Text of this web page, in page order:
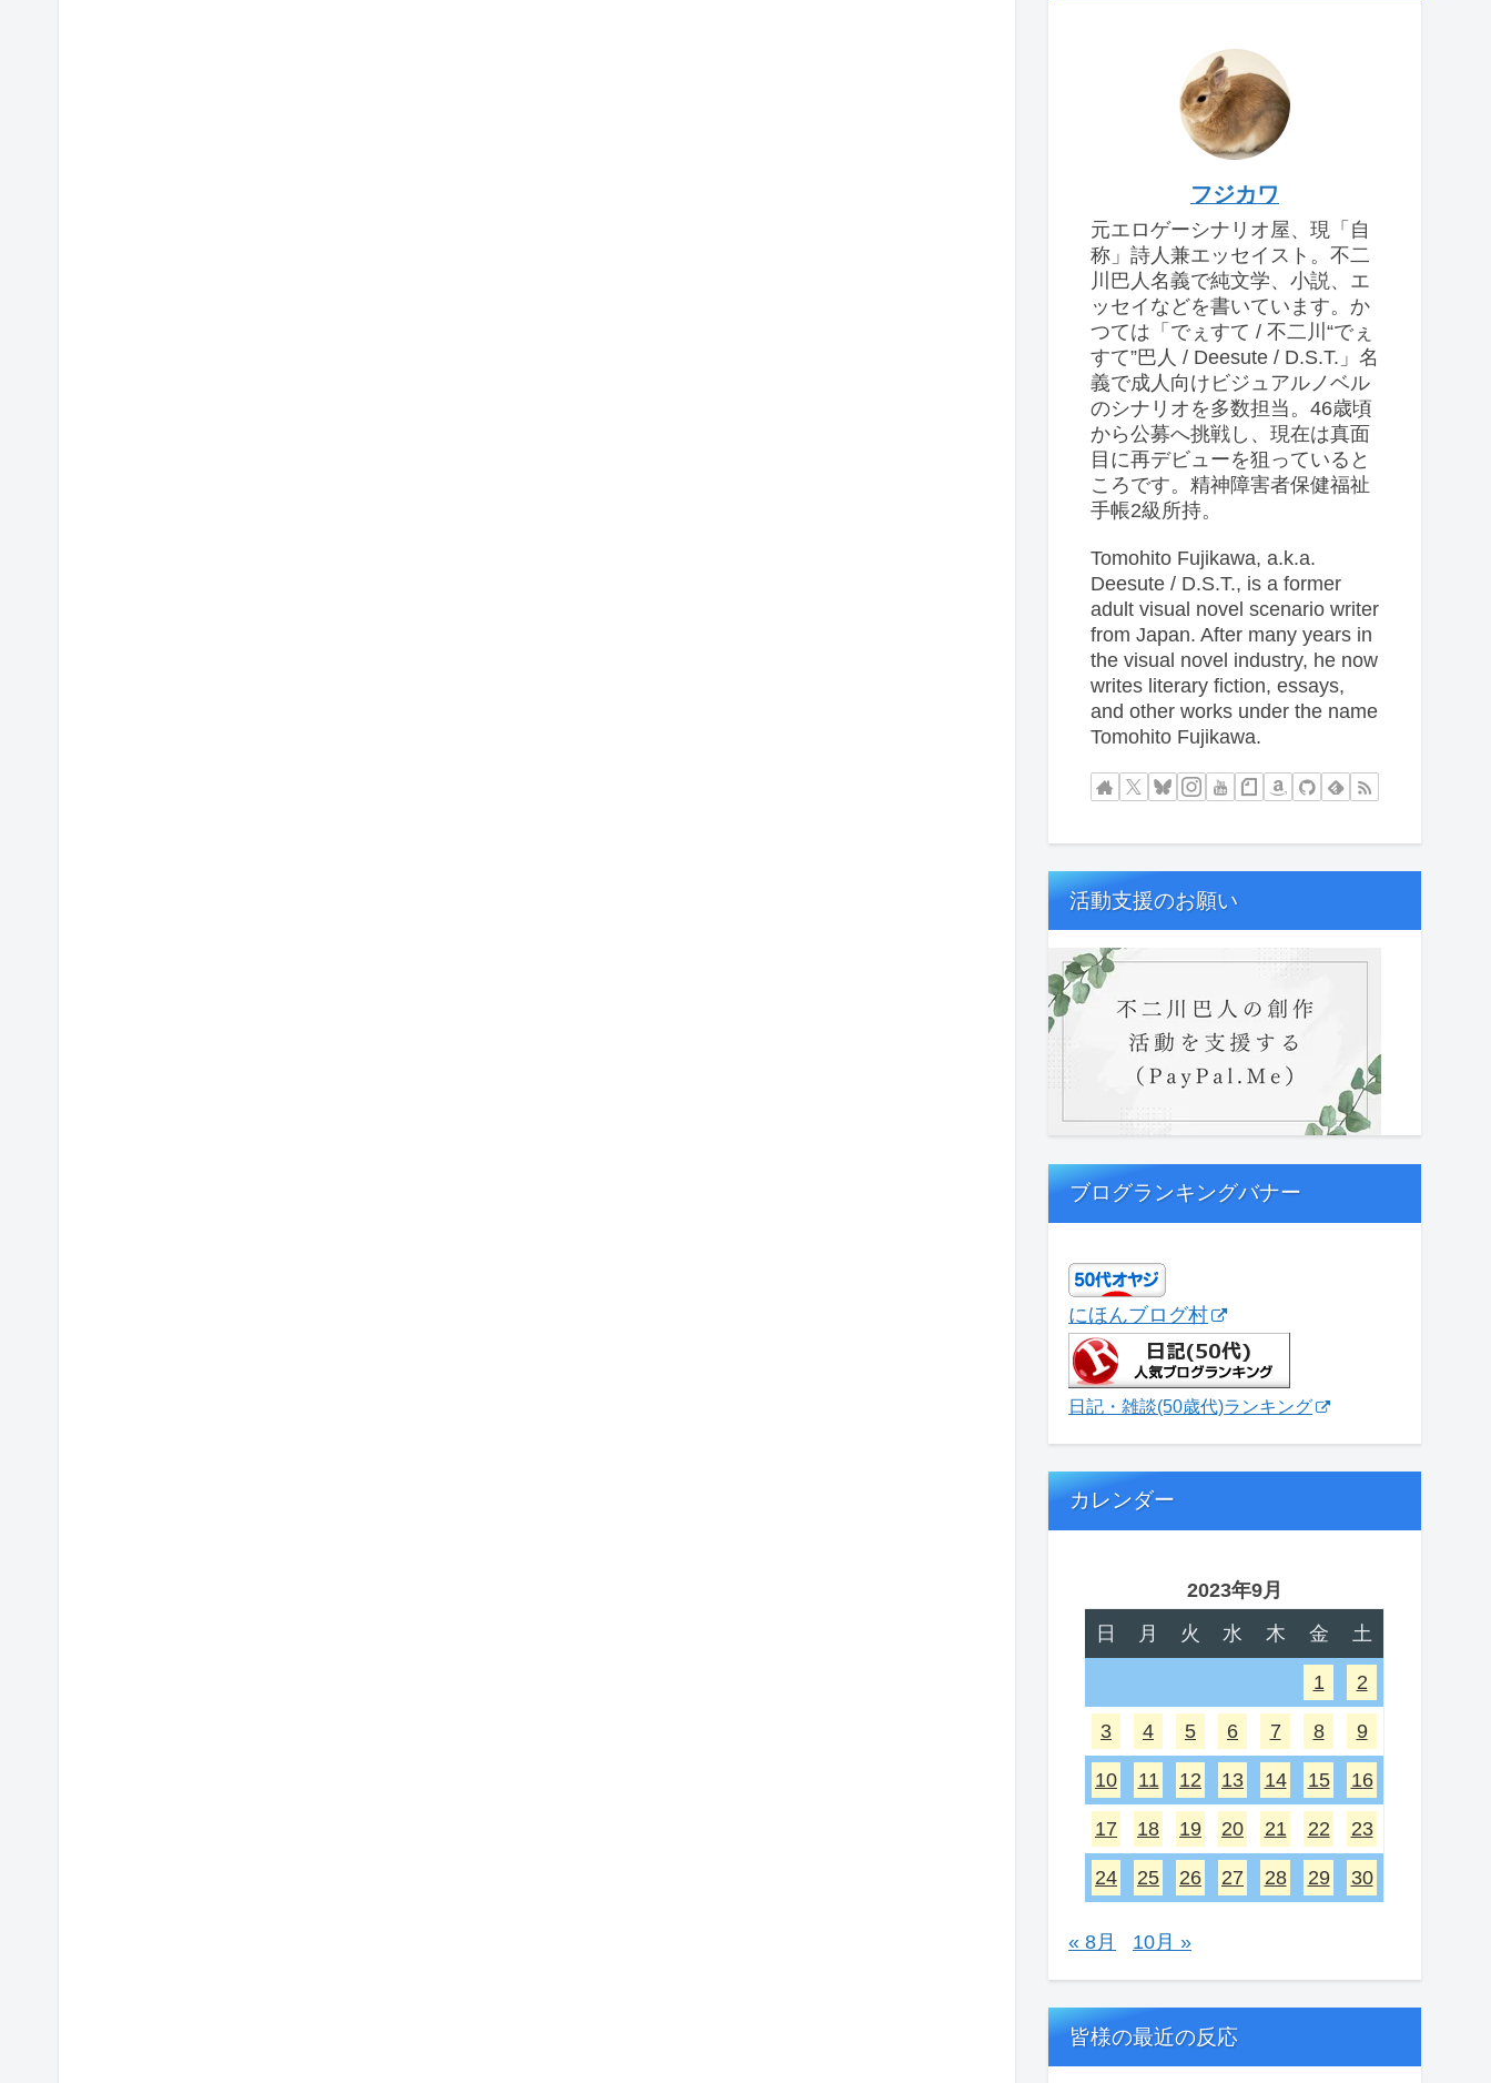
フジカワ
元エロゲーシナリオ屋、現「自
称」詩人兼エッセイスト。不二
川巴人名義で純文学、小説、エ
ッセイなどを書いています。か
つては「でぇすて / 不二川“でぇ
すて”巴人 / Deesute / D.S.T.」名
義で成人向けビジュアルノベル
のシナリオを多数担当。46歳頃
から公募へ挑戦し、現在は真面
目に再デビューを狙っていると
ころです。精神障害者保健福祉
手帳2級所持。
Tomohito Fujikawa, a.k.a.
Deesute / D.S.T., is a former
adult visual novel scenario writer
from Japan. After many years in
the visual novel industry, he now
writes literary fiction, essays,
and other works under the name
Tomohito Fujikawa.
活動支援のお願い
ブログランキングバナー
にほんブログ村
日記・雑談(50歳代)ランキング
カレンダー
2023年9月
日
月 火 水 木 金 土
1 2
3 4 5 6 7 8 9
10 11 12 13 14 15 16
17 18 19 20 21 22 23
24 25 26 27 28 29 30
« 8月 10月 »
皆様の最近の反応